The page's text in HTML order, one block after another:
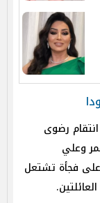
رضوى
وعلي
على فجأة تشتعل